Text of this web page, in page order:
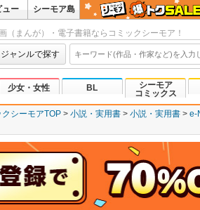
ュー シーモア島
（まんが）・電子書籍ならコミックシーモア！
ジャンルで探す
少女・女性 BL
シーモア
コミックス
シーモアTOP 小説・実用書 小説・実用書 e-